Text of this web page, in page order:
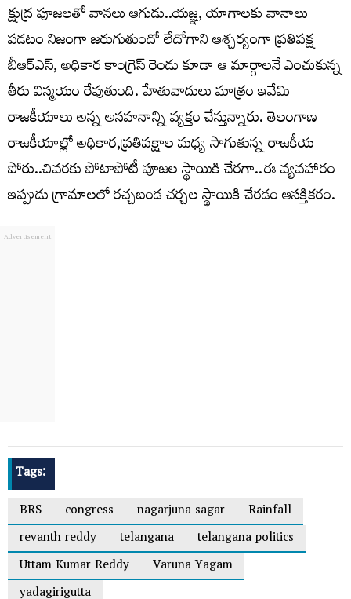
క్షుద్ర పూజలతో వానలు ఆగుడు..యజ్ఞ, యాగాలకు వానాలు
పడటం నిజంగా జరుగుతుందో లేదోగాని ఆశ్చర్యంగా ప్రతిపక్ష
బీఆర్ఎస్, అధికార కాంగ్రెస్ రెండు కూడా ఆ మార్గాలనే ఎంచుకున్న
తీరు విస్మయం రేపుతుంది. హేతువాదులు మాత్రం ఇవేమి
రాజకీయాలు అన్న అసహనాన్ని వ్యక్తం చేస్తున్నారు. తెలంగాణ
రాజకీయాల్లో అధికార,ప్రతిపక్షాల మధ్య సాగుతున్న రాజకీయ
పోరు..చివరకు పోటాపోటీ పూజల స్థాయికి చేరగా..ఈ వ్యవహారం
ఇప్పుడు గ్రామాలలో రచ్చబండ చర్చల స్థాయికి చేరడం ఆసక్తికరం.
Tags:
BRS
congress nagarjuna sagar
Rainfall
revanth reddy
telangana
telangana politics
Uttam Kumar Reddy
Varuna Yagam